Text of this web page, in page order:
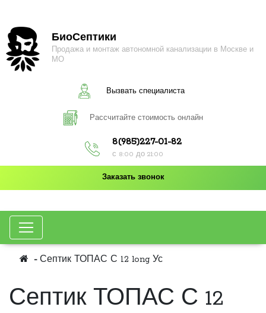
БиоСептики
Продажа и монтаж автономной канализации в Москве и
МО
Вызвать специалиста
Рассчитайте стоимость онлайн
8(985)227-01-82
с 8:00 до 21:00
Заказать звонок
Септик ТОПАС С 12 long Ус
Септик ТОПАС С 12